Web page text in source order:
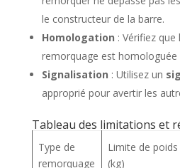
le constructeur de la barre.
Homologation : Vérifiez que
remorquage est
Signalisation : Utilisez un
approprié pour avertir les
Tableau des limitations et
Type de
remorquage
Limite de poids
(kg)